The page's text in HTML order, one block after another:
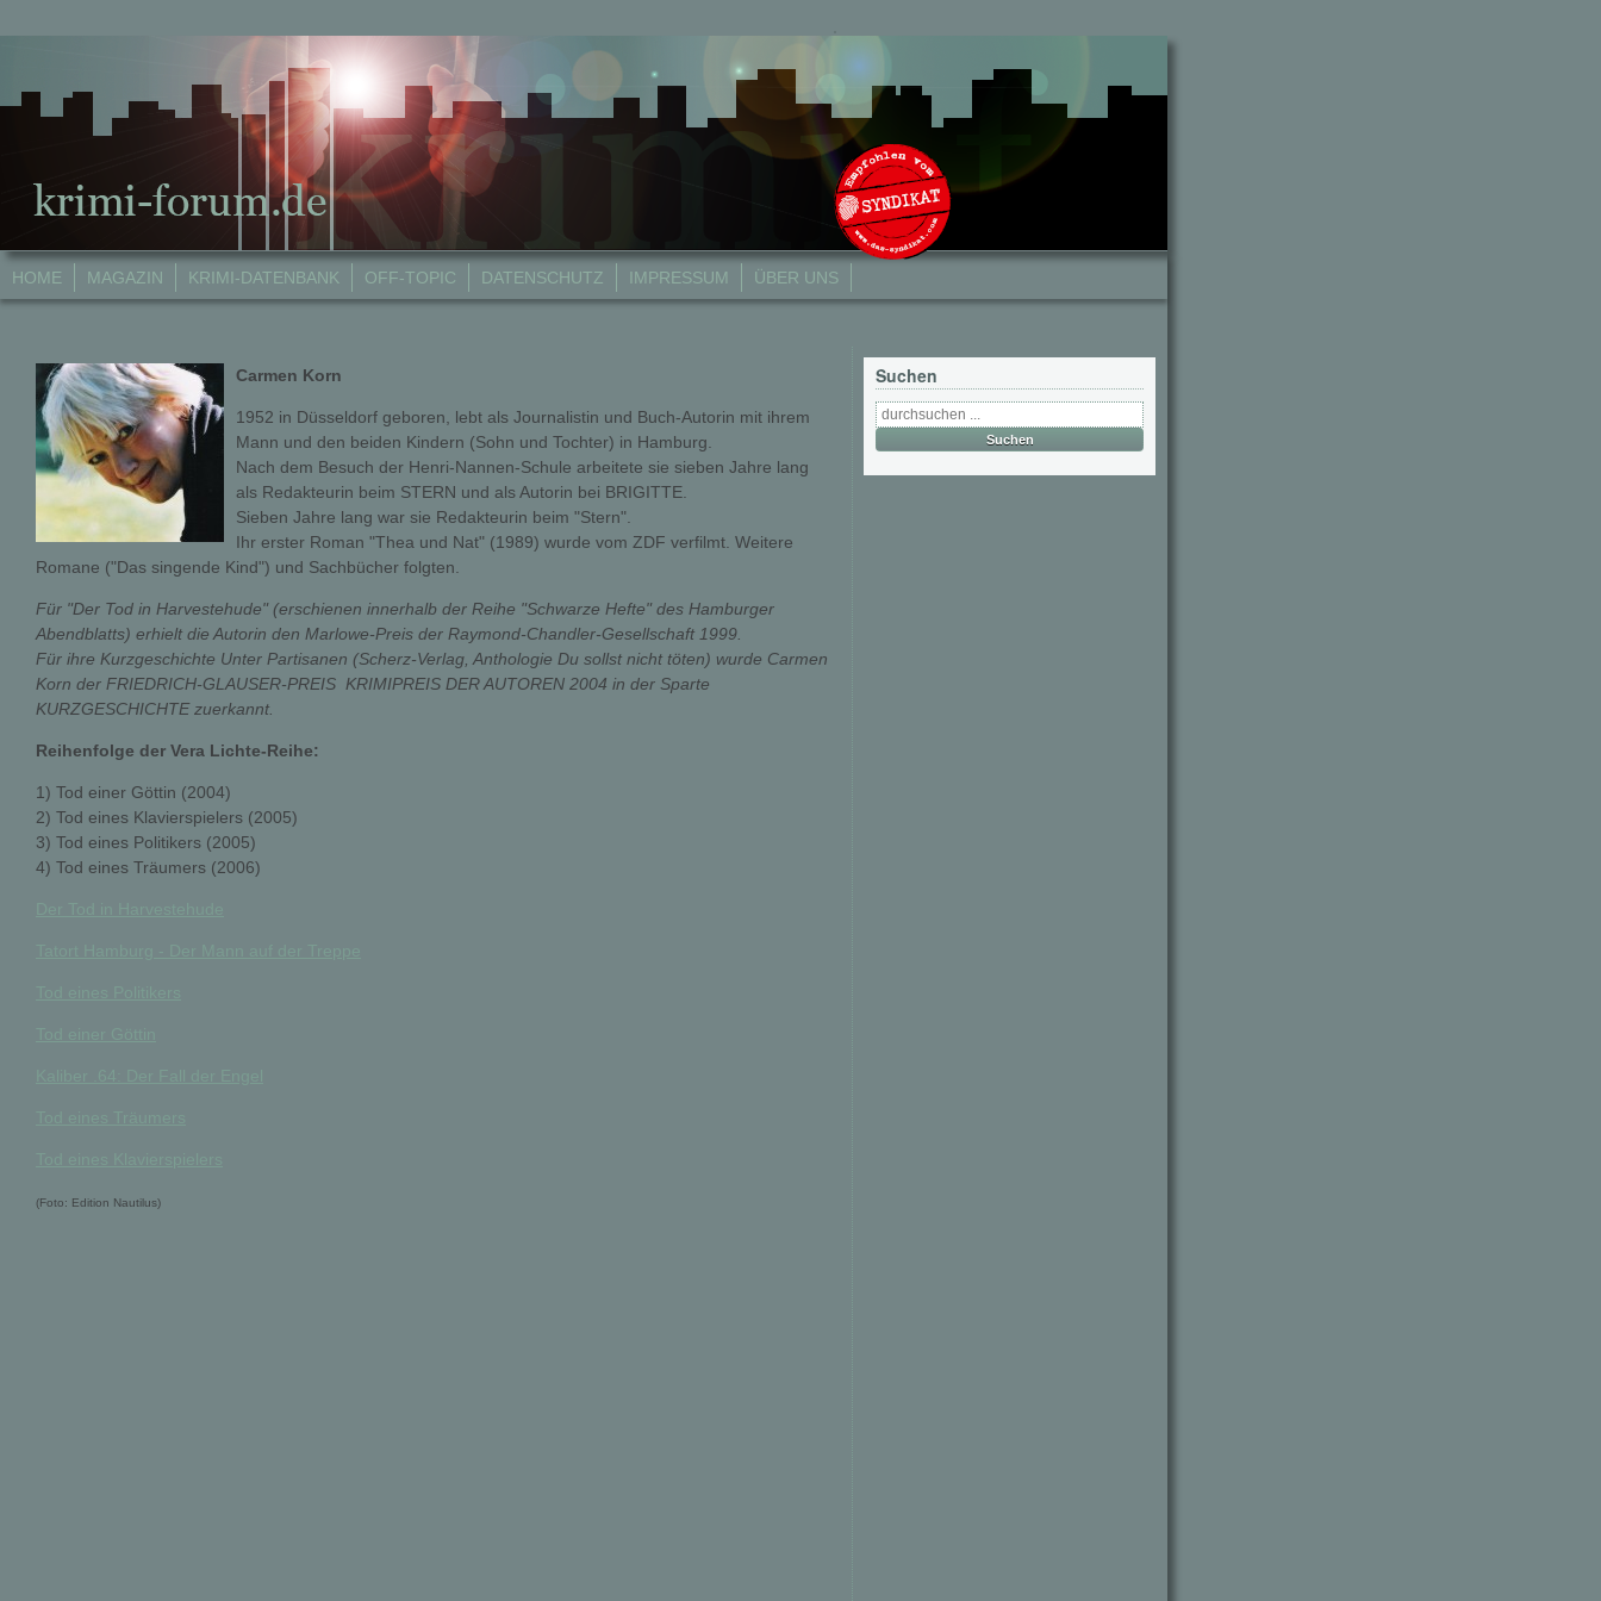
HOME MAGAZIN KRIMI-DATENBANK OFF-TOPIC DATENSCHUTZ IMPRESSUM ÜBER UNS
Carmen Korn
1952 in Düsseldorf geboren, lebt als Journalistin und Buch-Autorin mit ihrem
Mann und den beiden Kindern (Sohn und Tochter) in Hamburg.
Nach dem Besuch der Henri-Nannen-Schule arbeitete sie sieben Jahre lang
als Redakteurin beim STERN und als Autorin bei BRIGITTE.
Sieben Jahre lang war sie Redakteurin beim "Stern".
Ihr erster Roman "Thea und Nat" (1989) wurde vom ZDF verfilmt. Weitere
Romane ("Das singende Kind") und Sachbücher folgten.
Für "Der Tod in Harvestehude" (erschienen innerhalb der Reihe "Schwarze Hefte" des Hamburger
Abendblatts) erhielt die Autorin den Marlowe-Preis der Raymond-Chandler-Gesellschaft 1999.
Für ihre Kurzgeschichte Unter Partisanen (Scherz-Verlag, Anthologie Du sollst nicht töten) wurde Carmen
Korn der FRIEDRICH-GLAUSER-PREIS  KRIMIPREIS DER AUTOREN 2004 in der Sparte
KURZGESCHICHTE zuerkannt.
Reihenfolge der Vera Lichte-Reihe:
1) Tod einer Göttin (2004)
2) Tod eines Klavierspielers (2005)
3) Tod eines Politikers (2005)
4) Tod eines Träumers (2006)
Tatort Hamburg - Der Mann auf der Treppe
(Foto: Edition Nautilus)
Suchen